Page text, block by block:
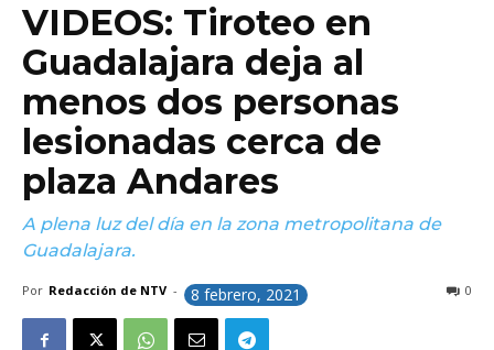
VIDEOS: Tiroteo en
Guadalajara deja al
menos dos personas
lesionadas cerca de
plaza Andares
A plena luz del día en la zona metropolitana de
Guadalajara.
Por Redacción de NTV - 8 febrero, 2021 0